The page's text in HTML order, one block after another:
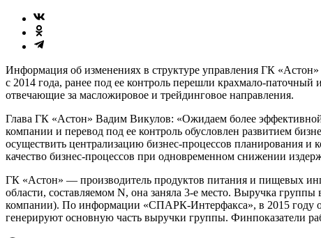
Информация об изменениях в структуре управления ГК
с 2014 года, ранее под ее контроль перешли крахмало-
отвечающие за масложировое и трейдинговое направления.
Глава ГК «Астон» Вадим Викулов: «Ожидаем более
компании и перевод под ее контроль обусловлен развитием
осуществить централизацию бизнес-процессов планирования
качество бизнес-процессов при одновременном снижении
ГК «Астон» — производитель продуктов питания и пищевых
области, составляемом N, она заняла 3-е место. Выручка группы
компании). По информации «СПАРК-Интерфакса», в 2015 году
генерируют основную часть выручки группы. Финпоказатели